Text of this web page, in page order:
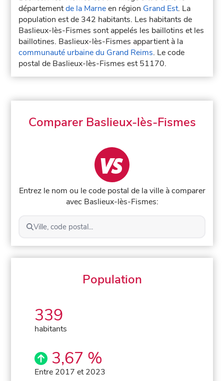
départementde la Marneen région Grand Est. La
population est de 342 habitants. Les habitants de
Baslieux-lès-Fismes sont appelés les baillotins et les
baillotines. Baslieux-lès-Fismes appartient à la
communauté urbaine du Grand Reims. Le code
postal de Baslieux-lès-Fismes est 51170.
Comparer Baslieux-lès-Fismes
Entrez le nom ou le code postal de la ville à comparer
avec Baslieux-lès-Fismes:
Ville, code postal...
Population
339
habitants
3,67 %
Entre 2017 et 2023